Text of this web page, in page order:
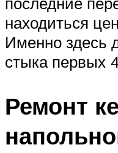
находиться
Именно здесь
стыка первых
Ремонт